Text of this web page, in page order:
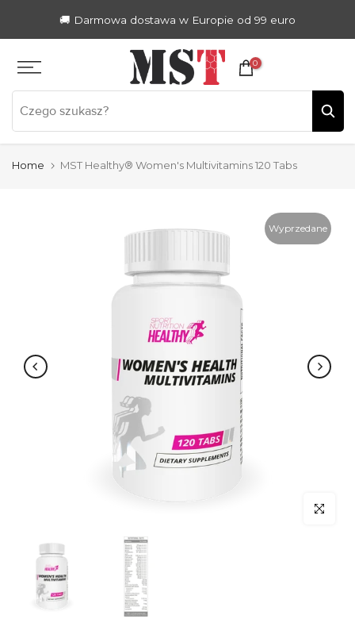
🚚 Darmowa dostawa w Europie od 99 euro
0
Home MST Healthy® Women's Multivitamins 120 Tabs
Wyprzedane
klicken